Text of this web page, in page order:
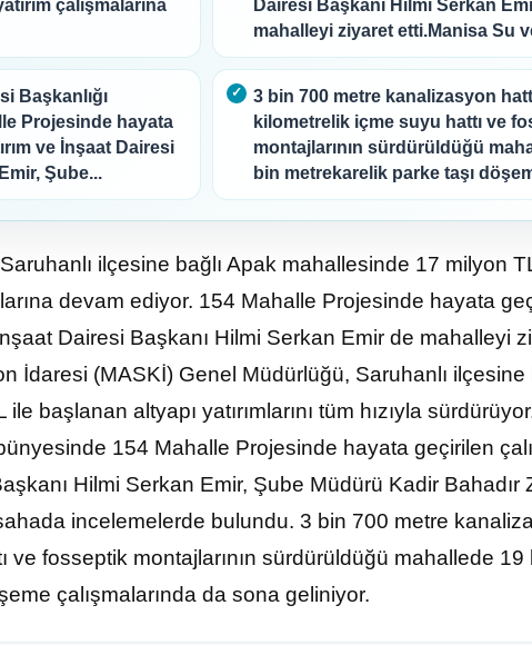
çalışmalarına
Dairesi Başkanı Hilmi Serkan
mahalleyi ziyaret etti.Manisa Su
Başkanlığı
Projesinde hayata
ve İnşaat Dairesi
Şube...
3 bin 700 metre kanalizasyon
kilometrelik içme suyu hattı ve
montajlarının sürdürüldüğü
bin metrekarelik parke taşı
ilçesine bağlı Apak mahallesinde 17 milyon
devam ediyor. 154 Mahalle Projesinde hayata
Dairesi Başkanı Hilmi Serkan Emir de mahalleyi
İdaresi (MASKİ) Genel Müdürlüğü, Saruhanlı ilçesine
başlanan altyapı yatırımlarını tüm hızıyla
154 Mahalle Projesinde hayata geçirilen
Hilmi Serkan Emir, Şube Müdürü Kadir Bahadır
incelemelerde bulundu. 3 bin 700 metre
ve fosseptik montajlarının sürdürüldüğü mahallede 19
çalışmalarında da sona geliniyor.